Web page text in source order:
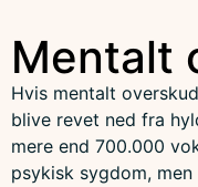
Mentalt
Hvis mentalt
blive revet ned fra
mere end 700.000
psykisk sygdom,